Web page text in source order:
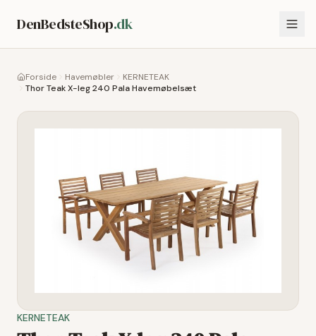
DenBedsteShop.dk
Forside Havemøbler
KERNETEAK
Thor Teak X-leg 240 Pala Havemøbelsæt
KERNETEAK